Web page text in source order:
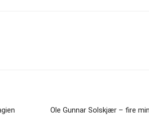
Ole Gunnar Solskjær – fire